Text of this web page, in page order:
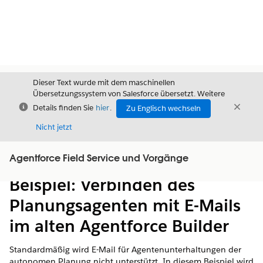
Schließen
Dieser Text wurde mit dem maschinellen
Übersetzungssystem von Salesforce übersetzt. Weitere
Details finden Sie hier.
Zu Englisch wechseln
Nicht jetzt
Agentforce Field Service und Vorgänge
Inhalt anzeigen
Inhalt
Beispiel: Verbinden des
Planungsagenten mit E-Mails
im alten Agentforce Builder
Standardmäßig wird E-Mail für Agentenunterhaltungen der